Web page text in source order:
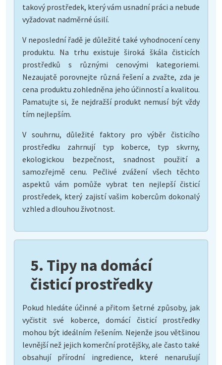
takový prostředek, který vám usnadní práci a nebude
vyžadovat nadměrné úsilí.
V neposlední řadě je důležité také vyhodnocení ceny
produktu. Na trhu existuje široká škála čisticích
prostředků s různými cenovými kategoriemi.
Nezaujatě porovnejte různá řešení a zvažte, zda je
cena produktu zohledněna jeho účinností a kvalitou.
Pamatujte si, že nejdražší produkt nemusí být vždy
tím nejlepším.
V souhrnu, důležité faktory pro výběr čisticího
prostředku zahrnují typ koberce, typ skvrny,
ekologickou bezpečnost, snadnost použití a
samozřejmě cenu. Pečlivé zvážení všech těchto
aspektů vám pomůže vybrat ten nejlepší čisticí
prostředek, který zajistí vašim kobercům dokonalý
vzhled a dlouhou životnost.
5. Tipy na domácí
čisticí prostředky
Pokud hledáte účinné a přitom šetrné způsoby, jak
vyčistit své koberce, domácí čisticí prostředky
mohou být ideálním řešením. Nejenže jsou většinou
levnější než jejich komerční protějšky, ale často také
obsahují přírodní ingredience, které nenarušují